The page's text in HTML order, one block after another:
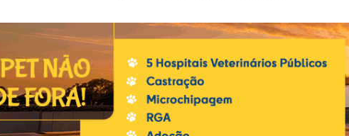
caramelo e uma gata rajada, olhando para a câmera . Os